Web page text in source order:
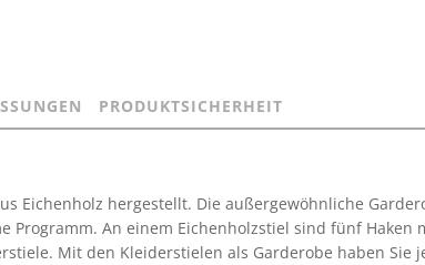
PRODUKTSICHERHEIT
Eichenholz hergestellt. Die außergewöhnliche
Programm. An einem Eichenholzstiel sind fünf Haken
Mit den Kleiderstielen als Garderobe haben Sie